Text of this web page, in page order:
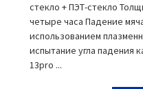
стекло + ПЭТ-стекло
четыре часа Падение
использованием
испытание угла падения
13pro ...